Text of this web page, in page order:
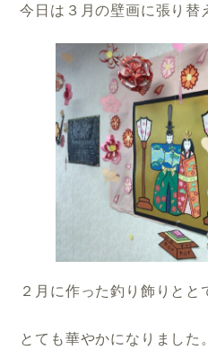
今日は３月の壁画に張り替
２月に作った釣り飾りとと
とても華やかになりました。